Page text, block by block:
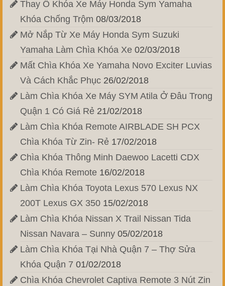
Thay Ổ Khóa Xe Máy Honda Sym Yamaha
Khóa Chống Trộm 08/03/2018
Mở Nắp Từ Xe Máy Honda Sym Suzuki
Yamaha Làm Chìa Khóa Xe 02/03/2018
Mất Chìa Khóa Xe Yamaha Novo Exciter Luvias
Và Cách Khắc Phục 26/02/2018
Làm Chìa Khóa Xe Máy SYM Atila Ở Đâu Trong
Quận 1 Có Giá Rẻ 21/02/2018
Làm Chìa Khóa Remote AIRBLADE SH PCX
Chìa Khóa Từ Zin- Rẻ 17/02/2018
Chìa Khóa Thông Minh Daewoo Lacetti CDX
Chìa Khóa Remote 16/02/2018
Làm Chìa Khóa Toyota Lexus 570 Lexus NX
200T Lexus GX 350 15/02/2018
Làm Chìa Khóa Nissan X Trail Nissan Tida
Nissan Navara – Sunny 05/02/2018
Làm Chìa Khóa Tại Nhà Quận 7 – Thợ Sửa
Khóa Quận 7 01/02/2018
Chìa Khóa Chevrolet Captiva Remote 3 Nút Zin